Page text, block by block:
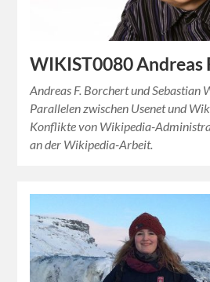
WIKIST0080 Andreas
Andreas F. Borchert und Sebastian
Parallelen zwischen Usenet und
Konflikte von Wikipedia-
an der Wikipedia-Arbeit.